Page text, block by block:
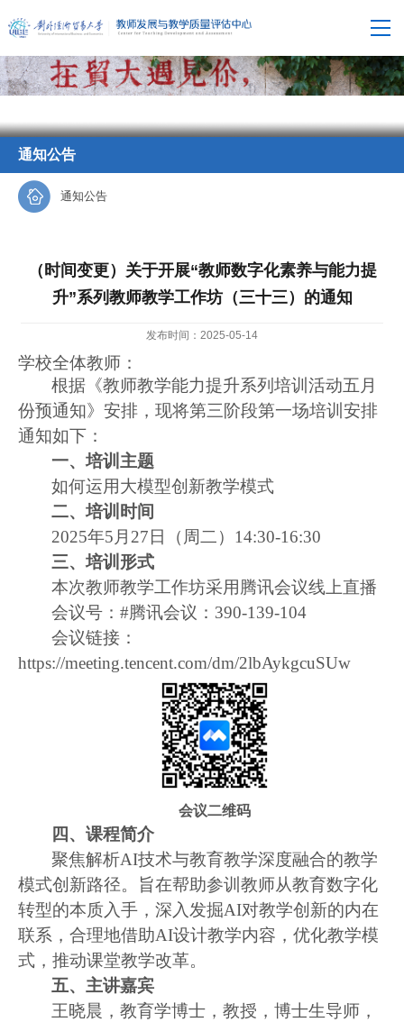
通知公告
通知公告
（时间变更）关于开展“教师数字化素养与能力提
升”系列教师教学工作坊（三十三）的通知
发布时间：2025-05-14
学校全体教师：
根据《教师教学能力提升系列培训活动五月
份预通知》安排，现将第三阶段第一场培训安排
通知如下：
一、培训主题
如何运用大模型创新教学模式
二、培训时间
2025年5月 27 日（周二） 14:30-16:30
三、培训形式
本次教师教学工作坊采用腾讯会议线上直播
会议号： #腾讯会议： 390-139-104
会议链接：
https://meeting.tencent.com/dm/2lbAykgcuSUw
会议二维码
四、课程简介
聚焦解析AI技术与教育教学深度融合的教学
模式创新路径。旨在帮助参训教师从教育数字化
转型的本质入手，深入发掘AI对教学创新的内在
联系，合理地借助AI设计教学内容，优化教学模
式，推动课堂教学改革。
五、主讲嘉宾
王晓晨，教育学博士，教授，博士生导师，